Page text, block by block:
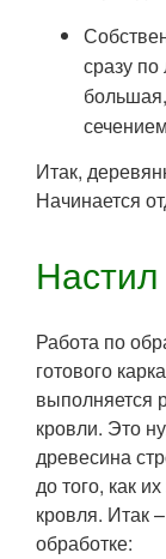
сразу
Итак,
Начинается
Работа по
готового
выполняется
кровли. Это
древесина
до того, как
кровля. Итак
обработке: